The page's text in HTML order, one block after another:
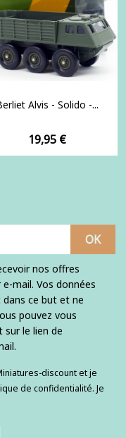
Alvis - Solido -...
Prix
19,95 €
nos offres
mail. Vos données
ce but et ne
pouvez vous
le lien de
discount et je
de confidentialité. Je